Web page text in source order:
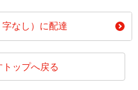
なし）に配達
トップへ戻る